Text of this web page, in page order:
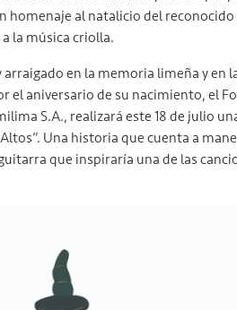
homenaje al natalicio del
la música criolla.
arraigado en la memoria limeña y en
el aniversario de su nacimiento, el
S.A., realizará este 18 de julio
Una historia que cuenta a
que inspiraría una de las